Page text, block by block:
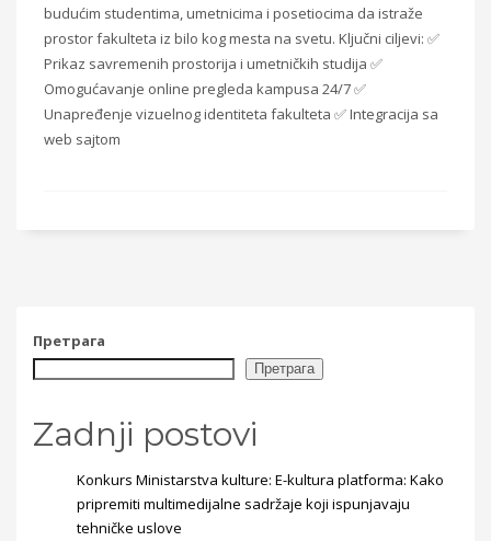
budućim studentima, umetnicima i posetiocima da istraže
prostor fakulteta iz bilo kog mesta na svetu. Ključni ciljevi: ✅
Prikaz savremenih prostorija i umetničkih studija ✅
Omogućavanje online pregleda kampusa 24/7 ✅
Unapređenje vizuelnog identiteta fakulteta ✅ Integracija sa
web sajtom
Претрага
Претрага
Zadnji postovi
Konkurs Ministarstva kulture: E-kultura platforma: Kako
pripremiti multimedijalne sadržaje koji ispunjavaju
tehničke uslove